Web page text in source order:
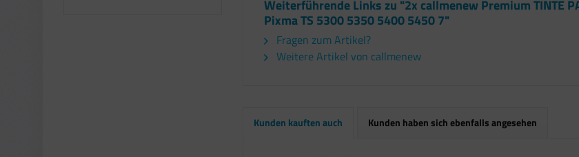
Weiterführende Links zu "2x callmenew Premium TINTE
Pixma TS 5300 5350 5400 5450 7"
Fragen zum Artikel?
Weitere Artikel von callmenew
Kunden kauften auch Kunden haben sich ebenfalls angesehen